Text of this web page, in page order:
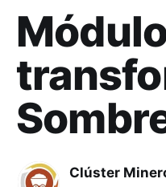
Clúster